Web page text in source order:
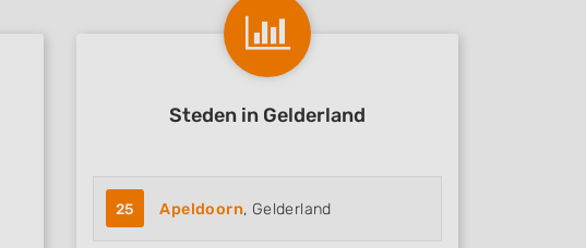
Steden in Gelderland
25 Apeldoorn, Gelderland